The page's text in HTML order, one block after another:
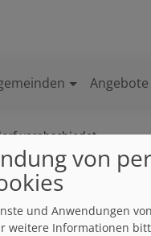
Angebote
verabschiedet
von
und Anwendungen
weitere Informationen